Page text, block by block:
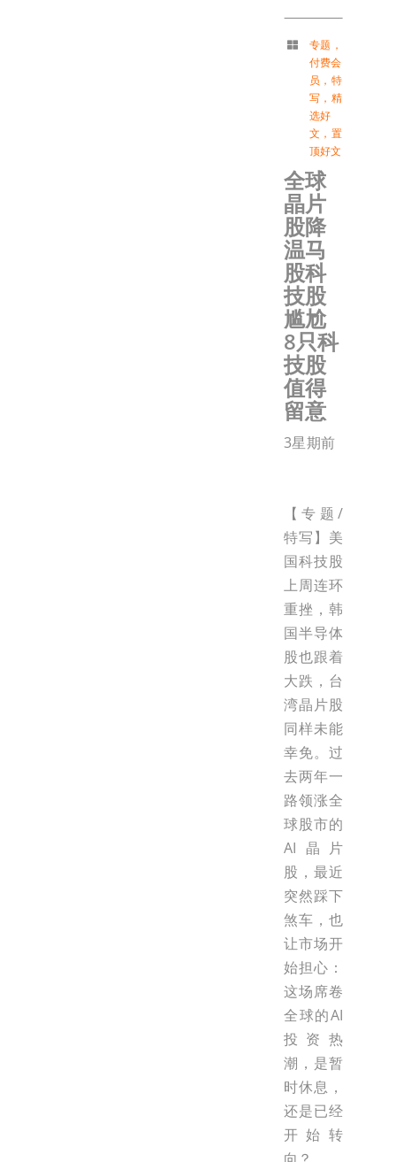
专题 ，
付费会
员 ， 特
写 ， 精
选好
文 ， 置
顶好文
全球
晶片
股降
温马
股科
技股
尴尬
8只科
技股
值得
留意
3星期前
【专题/
特写】美
国科技股
上周连环
重挫，韩
国半导体
股也跟着
大跌，台
湾晶片股
同样未能
幸免。过
去两年一
路领涨全
球股市的
AI晶片
股，最近
突然踩下
煞车，也
让市场开
始担心：
这场席卷
全球的AI
投资热
潮，是暂
时休息，
还是已经
开始转